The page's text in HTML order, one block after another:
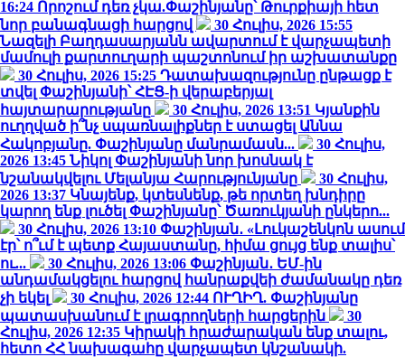
16:24 Որոշում դեռ չկա.Փաշինյանը՝ Թուրքիայի հետ
նոր բանագնացի հարցով
30 Հուլիս, 2026 15:55
Նազելի Բաղդասարյանն ավարտում է վարչապետի
մամուլի քարտուղարի պաշտոնում իր աշխատանքը
30 Հուլիս, 2026 15:25 Դատախազությունը ընթացք է
տվել Փաշինյանի՝ ՀԷՑ-ի վերաբերյալ
հայտարարությանը
30 Հուլիս, 2026 13:51 Կյանքին
ուղղված ի՞նչ սպառնալիքներ է ստացել Աննա
Հակոբյանը. Փաշինյանը մանրամասն...
30 Հուլիս,
2026 13:45 Նիկոլ Փաշինյանի նոր խոսնակ է
նշանակվելու Մելանյա Հարությունյանը
30 Հուլիս,
2026 13:37 Կնայենք, կտեսնենք, թե որտեղ խնդիրը
կարող ենք լուծել Փաշինյանը՝ Ծառուկյանի ընկերո...
30 Հուլիս, 2026 13:10 Փաշինյան․ «Լուկաշենկոն ասում
էր՝ ո՞ւմ է պետք Հայաստանը, հիմա ցույց ենք տալիս՝
ու...
30 Հուլիս, 2026 13:06 Փաշինյան․ ԵՄ-ին
անդամակցելու հարցով հանրաքվեի ժամանակը դեռ
չի եկել
30 Հուլիս, 2026 12:44 ՈՒՂԻՂ. Փաշինյանը
պատասխանում է լրագրողների հարցերին
30
Հուլիս, 2026 12:35 Կիրակի հրաժարական ենք տալու,
հետո ՀՀ նախագահը վարչապետ կնշանակի.